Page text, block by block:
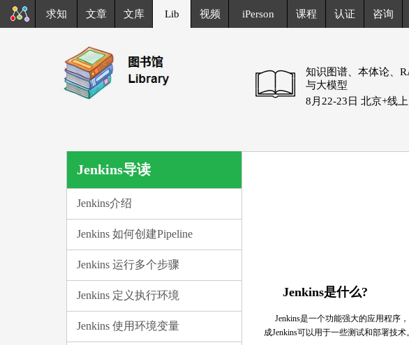
求知 文章 文库 Lib 视频 iPerson 课程 认证 咨询
知识图谱、本体论、
与大模型
8月22-23日 北京+线上
Jenkins导读
Jenkins介绍
Jenkins 如何创建Pipeline
Jenkins 运行多个步骤
Jenkins 定义执行环境
Jenkins 使用环境变量
Jenkins是什么?
Jenkins是一个功能强大的应用程序
成Jenkins可以用于一些测试和部署技术。